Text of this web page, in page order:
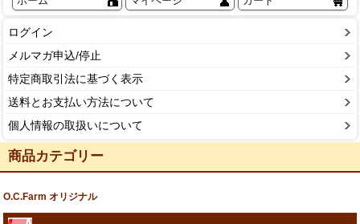
ログイン
メルマガ申込/停止
特定商取引法に基づく表示
送料とお支払い方法について
個人情報の取扱いについて
商品カテゴリー
O.C.Farm オリジナル